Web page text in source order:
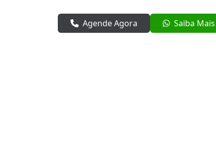
Agende Agora Saiba Mais